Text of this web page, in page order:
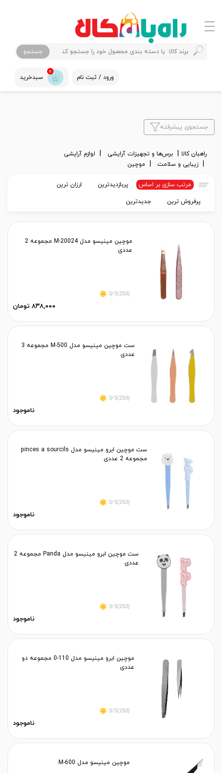
جستجو
ورود / ثبت نام
0
سبدخرید
جستجوی پیشرفته
راهبان کالا برس‌ها و تجهیزات آرایشی
لوازم آرایشی
زیبایی و سلامت
موچین
مرتب سازی بر اساس پربازدیدترین ارزان ترین
پرفروش ترین جدیدترین
موچین مینیسو مدل M-20024 مجموعه 2
عددی
(250)3/5
۸۳۸,۰۰۰ تومان
ست موچین مینیسو مدل M-500 مجموعه 3
عددی
(250)3/5
ناموجود
ست موچین ابرو مینیسو مدل pinces a sourcils
مجموعه 2 عددی
(250)3/5
ناموجود
ست موچین ابرو مینیسو مدل Panda مجموعه 2
عددی
(250)3/5
ناموجود
موچین ابرو مینیسو مدل 110-0 مجموعه دو
عددی
(250)3/5
ناموجود
موچین مینیسو مدل M-600